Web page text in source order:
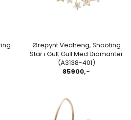
Ørepynt Vedheng, Shooting
Star i Gult Gull Med Diamanter
(A3138-401)
85900,-